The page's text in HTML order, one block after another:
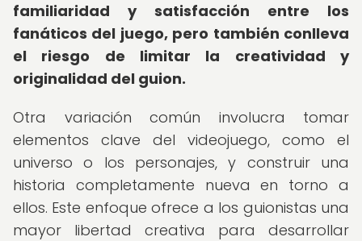
familiaridad y satisfacción entre los
fanáticos del juego, pero también conlleva
el riesgo de limitar la creatividad y
originalidad del guion.
Otra variación común involucra tomar
elementos clave del videojuego, como el
universo o los personajes, y construir una
historia completamente nueva en torno a
ellos. Este enfoque ofrece a los guionistas una
mayor libertad creativa para desarrollar